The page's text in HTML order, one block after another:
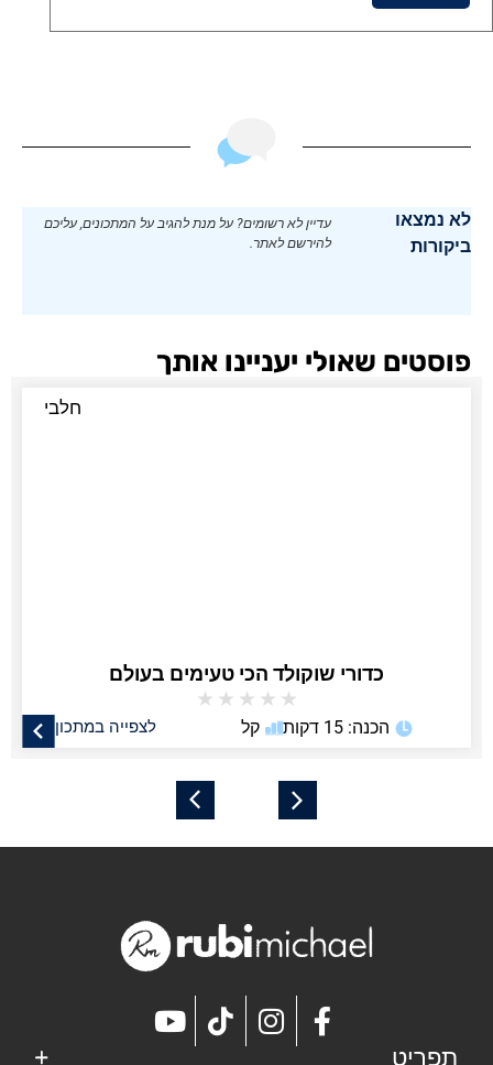
לא נמצאו
ביקורות
עדיין לא רשומים? על מנת להגיב על המתכונים, עליכם
להירשם לאתר.
פוסטים שאולי יעניינו אותך
חלבי
כדורי שוקולד הכי טעימים בעולם
★
★
★
★
★
לצפייה במתכון הכנה: 15 דקות קל
תפריט